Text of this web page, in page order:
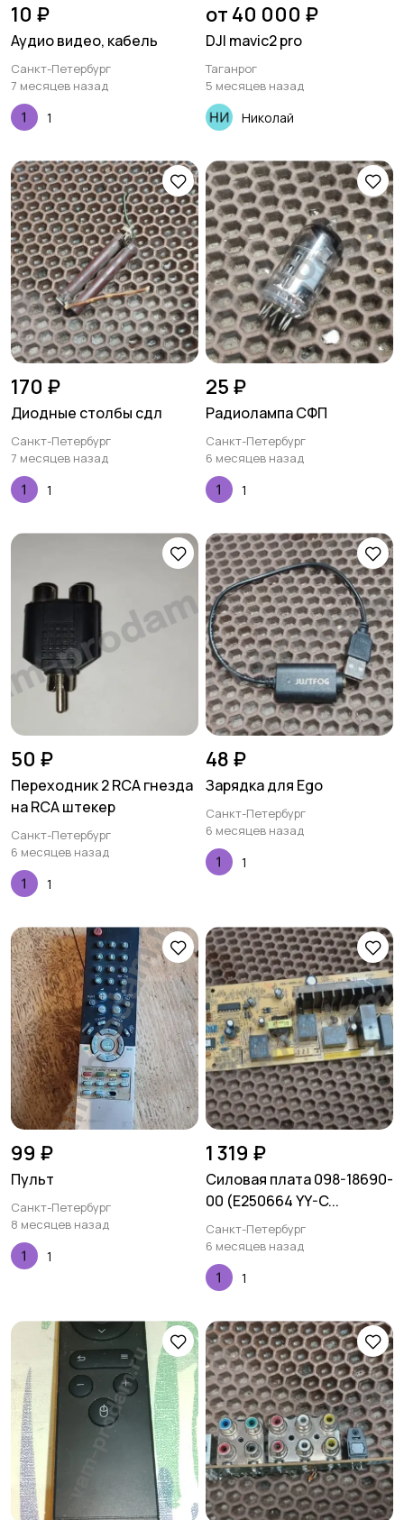
10 ₽
Аудио видео, кабель
Санкт-Петербург
7 месяцев назад
1
от 40 000 ₽
DJI mavic2 pro
Таганрог
5 месяцев назад
Николай
170 ₽
Диодные столбы сдл
Санкт-Петербург
7 месяцев назад
1
25 ₽
Радиолампа СФП
Санкт-Петербург
6 месяцев назад
1
50 ₽
Переходник 2 RCA гнезда
на RCA штекер
Санкт-Петербург
6 месяцев назад
1
48 ₽
Зарядка для Ego
Санкт-Петербург
6 месяцев назад
1
99 ₽
Пульт
Санкт-Петербург
8 месяцев назад
1
1 319 ₽
Силовая плата 098-18690-
00 (E250664 YY-C...
Санкт-Петербург
6 месяцев назад
1